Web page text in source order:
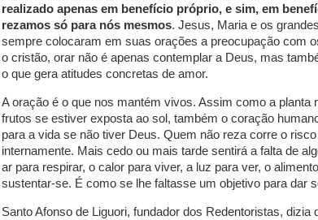
realizado apenas em benefício próprio, e sim, em
rezamos só para nós mesmos. Jesus, Maria e os
sempre colocaram em suas orações a preocupação com
o cristão, orar não é apenas contemplar a Deus, mas
o que gera atitudes concretas de amor.
A oração é o que nos mantém vivos. Assim como a planta
frutos se estiver exposta ao sol, também o coração
para a vida se não tiver Deus. Quem não reza corre o
internamente. Mais cedo ou mais tarde sentirá a falta de
ar para respirar, o calor para viver, a luz para ver, o
sustentar-se. É como se lhe faltasse um objetivo para dar
Santo Afonso de Liguori, fundador dos Redentoristas, dizia